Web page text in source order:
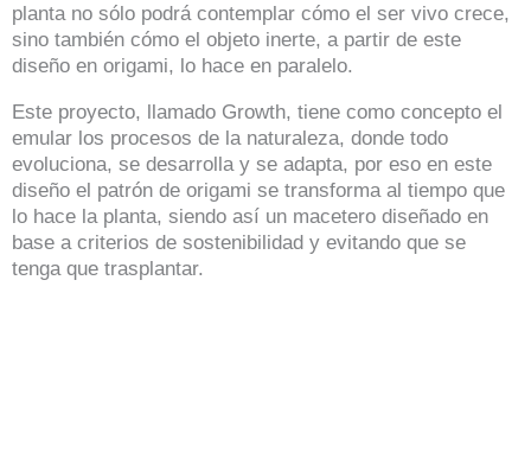
planta no sólo podrá contemplar cómo el ser vivo crece,
sino también cómo el objeto inerte, a partir de este
diseño en origami, lo hace en paralelo.
Este proyecto, llamado Growth, tiene como concepto el
emular los procesos de la naturaleza, donde todo
evoluciona, se desarrolla y se adapta, por eso en este
diseño el patrón de origami se transforma al tiempo que
lo hace la planta, siendo así un macetero diseñado en
base a criterios de sostenibilidad y evitando que se
tenga que trasplantar.